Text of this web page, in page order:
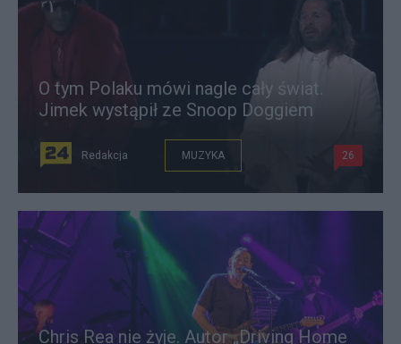
O tym Polaku mówi nagle cały świat.
Jimek wystąpił ze Snoop Doggiem
Redakcja MUZYKA 26
Chris Rea nie żyje. Autor „Driving Home